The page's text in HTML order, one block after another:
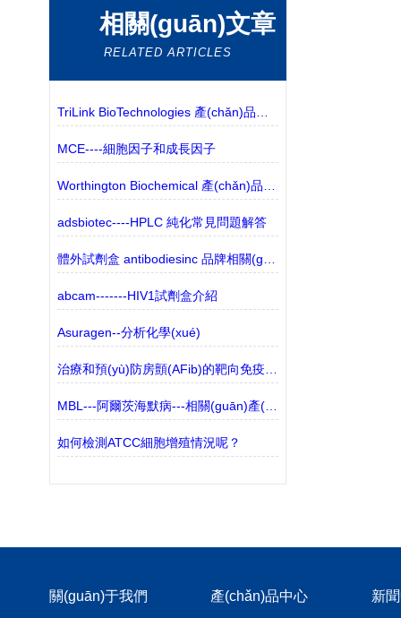
相關(guān)文章
RELATED ARTICLES
MCE----細胞因子和成長因子
adsbiotec----HPLC 純化常見問題解答
abcam-------HIV1試劑盒介紹
Asuragen--分析化學(xué)
MBL---阿爾茨海默病---相關(guān)產(chǎn)品介紹
如何檢測ATCC細胞增殖情況呢？
關(guān)于我們 產(chǎn)品中心 新